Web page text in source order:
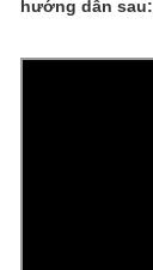
hướng dẫn sau: